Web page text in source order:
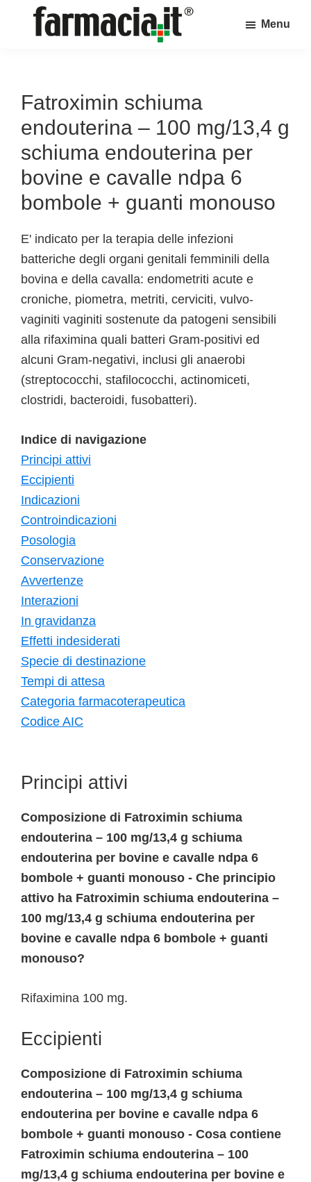
sul
mondo
della
farmacia
online
Menu
Fatroximin schiuma
endouterina – 100 mg/13,4 g
schiuma endouterina per
bovine e cavalle ndpa 6
bombole + guanti monouso
E' indicato per la terapia delle infezioni
batteriche degli organi genitali femminili della
bovina e della cavalla: endometriti acute e
croniche, piometra, metriti, cerviciti, vulvo-
vaginiti vaginiti sostenute da patogeni sensibili
alla rifaximina quali batteri Gram-positivi ed
alcuni Gram-negativi, inclusi gli anaerobi
(streptococchi, stafilococchi, actinomiceti,
clostridi, bacteroidi, fusobatteri).
Indice di navigazione
Principi attivi
Eccipienti
Indicazioni
Controindicazioni
Posologia
Conservazione
Avvertenze
Interazioni
In gravidanza
Effetti indesiderati
Specie di destinazione
Tempi di attesa
Categoria farmacoterapeutica
Codice AIC
Principi attivi
Composizione di Fatroximin schiuma
endouterina – 100 mg/13,4 g schiuma
endouterina per bovine e cavalle ndpa 6
bombole + guanti monouso - Che principio
attivo ha Fatroximin schiuma endouterina –
100 mg/13,4 g schiuma endouterina per
bovine e cavalle ndpa 6 bombole + guanti
monouso?
Rifaximina 100 mg.
Eccipienti
Composizione di Fatroximin schiuma
endouterina – 100 mg/13,4 g schiuma
endouterina per bovine e cavalle ndpa 6
bombole + guanti monouso - Cosa contiene
Fatroximin schiuma endouterina – 100
mg/13,4 g schiuma endouterina per bovine e